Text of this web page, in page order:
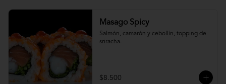
Masago Spicy
Salmón, camarón y cebollín, topping de
sriracha.
$8.500